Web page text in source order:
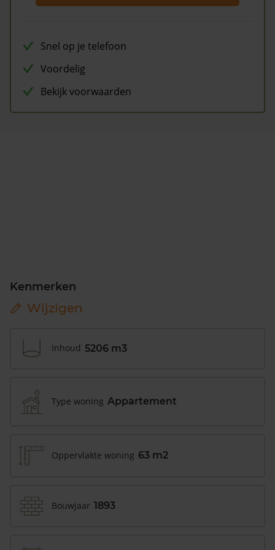
Snel op je telefoon
Voordelig
Bekijk voorwaarden
Kenmerken
Wijzigen
Inhoud 5206 m3
Type woning Appartement
Oppervlakte woning 63 m2
Bouwjaar 1893